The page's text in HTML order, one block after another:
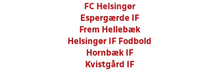
FC Helsingør
Espergærde IF
Frem Hellebæk
Helsingør IF Fodbold
Hornbæk IF
Kvistgård IF